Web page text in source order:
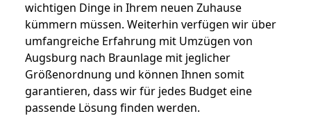
wichtigen Dinge in Ihrem neuen Zuhause
kümmern müssen. Weiterhin verfügen wir über
umfangreiche Erfahrung mit Umzügen von
Augsburg nach Braunlage mit jeglicher
Größenordnung und können Ihnen somit
garantieren, dass wir für jedes Budget eine
passende Lösung finden werden.